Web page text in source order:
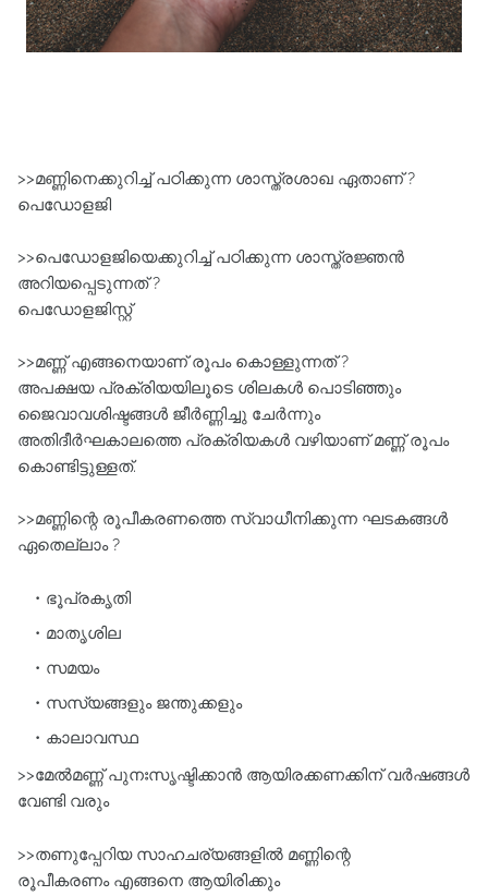
>>മണ്ണിനെക്കുറിച്ച് പഠിക്കുന്ന ശാസ്ത്രശാഖ ഏതാണ് ?
പെഡോളജി
>>പെഡോളജിയെക്കുറിച്ച് പഠിക്കുന്ന ശാസ്ത്രജ്ഞൻ
അറിയപ്പെടുന്നത് ?
പെഡോളജിസ്റ്റ്
>>മണ്ണ്‌ എങ്ങനെയാണ് രൂപം കൊള്ളുന്നത് ?
അപക്ഷയ പ്രക്രിയയിലൂടെ ശിലകൾ പൊടിഞ്ഞും
ജൈവാവശിഷ്ടങ്ങൾ ജീർണ്ണിച്ചു ചേർന്നും
അതിദീർഘകാലത്തെ പ്രക്രിയകൾ വഴിയാണ്‌ മണ്ണ്‌ രൂപം
കൊണ്ടിട്ടുള്ളത്.
>>മണ്ണിന്റെ രൂപീകരണത്തെ സ്വാധീനിക്കുന്ന ഘടകങ്ങൾ
ഏതെല്ലാം ?
ഭൂപ്രകൃതി
മാതൃശില
സമയം
സസ്യങ്ങളും ജന്തുക്കളും
കാലാവസ്ഥ
>>മേൽമണ്ണ് പുനഃസൃഷ്ടിക്കാൻ ആയിരക്കണക്കിന് വർഷങ്ങൾ
വേണ്ടി വരും
>>തണുപ്പേറിയ സാഹചര്യങ്ങളിൽ മണ്ണിന്റെ
രൂപീകരണം എങ്ങനെ ആയിരിക്കും